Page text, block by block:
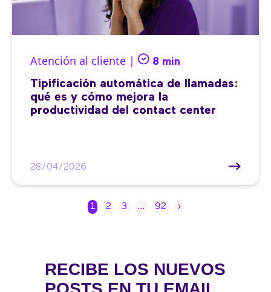
Atención al cliente | 8 min
Tipificación automática de llamadas:
qué es y cómo mejora la
productividad del contact center
28/04/2026
1 2 3 … 92 ›